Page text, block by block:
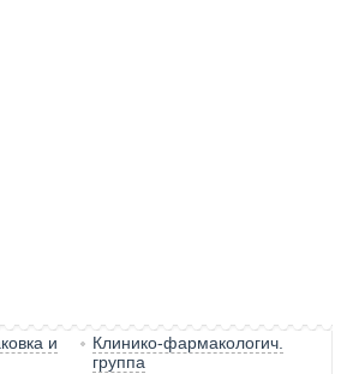
и
Клинико-фармакологич.
группа